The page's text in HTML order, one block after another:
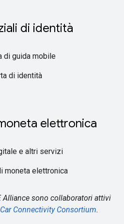
di identità
di guida mobile
di identità
elettronica
e altri servizi
moneta elettronica
Alliance sono collaboratori attivi
Car Connectivity Consortium.